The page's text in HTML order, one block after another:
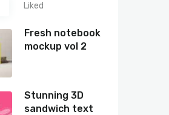
Liked
Fresh notebook
mockup vol 2
Stunning 3D
sandwich text